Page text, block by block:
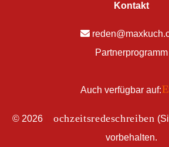
Kontakt
Partnerprogramm
Auch verfügbar auf:
© 2026 Hochzeitsredeschreiben (
vorbehalten.